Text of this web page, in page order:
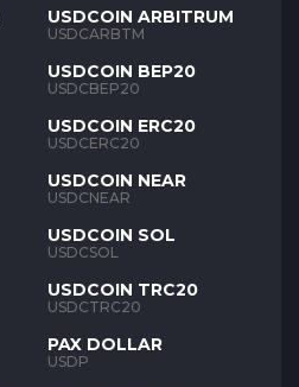
USDCOIN ARBITRUM
USDCARBTM
USDCOIN BEP20
USDCBEP20
USDCOIN ERC20
USDCERC20
USDCOIN NEAR
USDCNEAR
USDCOIN SOL
USDCSOL
USDCOIN TRC20
USDCTRC20
PAX DOLLAR
USDP